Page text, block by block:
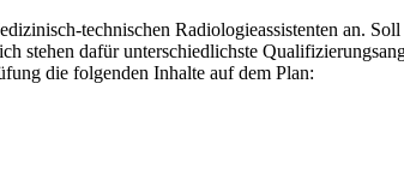
technischen Radiologieassistenten an.
stehen dafür unterschiedlichste
die folgenden Inhalte auf dem Plan: